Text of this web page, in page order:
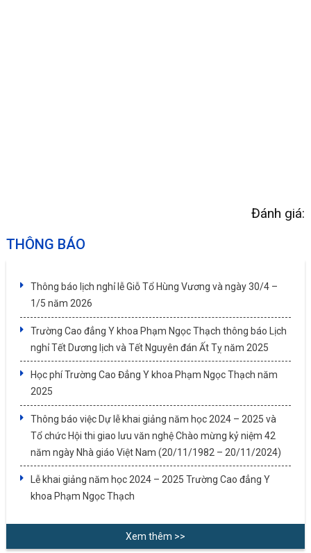
Đánh giá:
THÔNG BÁO
Thông báo lịch nghỉ lễ Giỗ Tổ Hùng Vương và ngày 30/4 –
1/5 năm 2026
Trường Cao đẳng Y khoa Phạm Ngọc Thạch thông báo Lịch
nghỉ Tết Dương lịch và Tết Nguyên đán Ất Tỵ năm 2025
Học phí Trường Cao Đẳng Y khoa Phạm Ngọc Thạch năm
2025
Thông báo việc Dự lễ khai giảng năm học 2024 – 2025 và
Tổ chức Hội thi giao lưu văn nghệ Chào mừng kỷ niệm 42
năm ngày Nhà giáo Việt Nam (20/11/1982 – 20/11/2024)
Lễ khai giảng năm học 2024 – 2025 Trường Cao đẳng Y
khoa Phạm Ngọc Thạch
Xem thêm >>